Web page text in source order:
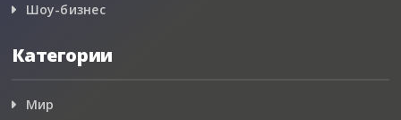
Шоу-бизнес
Категории
Мир